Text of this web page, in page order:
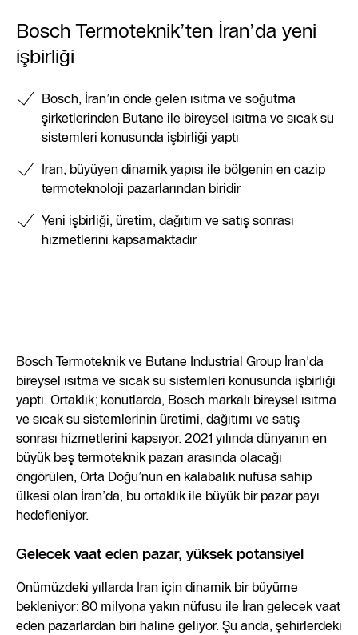
Bosch Termoteknik’ten İran’da yeni
işbirliği
Bosch, İran’ın önde gelen ısıtma ve soğutma
şirketlerinden Butane ile bireysel ısıtma ve sıcak su
sistemleri konusunda işbirliği yaptı
İran, büyüyen dinamik yapısı ile bölgenin en cazip
termoteknoloji pazarlarından biridir
Yeni işbirliği, üretim, dağıtım ve satış sonrası
hizmetlerini kapsamaktadır
Bosch Termoteknik ve Butane Industrial Group İran'da
bireysel ısıtma ve sıcak su sistemleri konusunda işbirliği
yaptı. Ortaklık; konutlarda, Bosch markalı bireysel ısıtma
ve sıcak su sistemlerinin üretimi, dağıtımı ve satış
sonrası hizmetlerini kapsıyor. 2021 yılında dünyanın en
büyük beş termoteknik pazarı arasında olacağı
öngörülen, Orta Doğu’nun en kalabalık nufüsa sahip
ülkesi olan İran’da, bu ortaklık ile büyük bir pazar payı
hedefleniyor.
Gelecek vaat eden pazar, yüksek potansiyel
Önümüzdeki yıllarda İran için dinamik bir büyüme
bekleniyor: 80 milyona yakın nüfusu ile İran gelecek vaat
eden pazarlardan biri haline geliyor. Şu anda, şehirlerdeki